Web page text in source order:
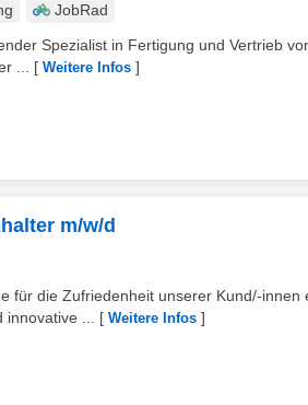
JobRad
Spezialist in Fertigung und Vertrieb
...
[ Weitere Infos ]
m/w/d
für die Zufriedenheit unserer Kund/-innen
...
[ Weitere Infos ]